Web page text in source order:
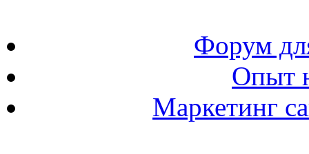
Форум
Опыт
Маркетинг